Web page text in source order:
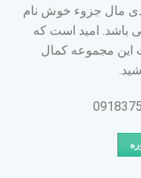
مال جزوء خوش نام
باشد. امید است که
این مجموعه کمال